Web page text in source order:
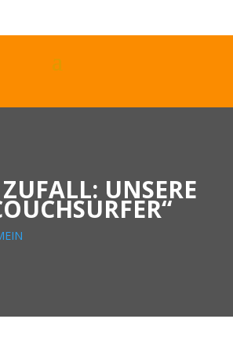
UNSERE